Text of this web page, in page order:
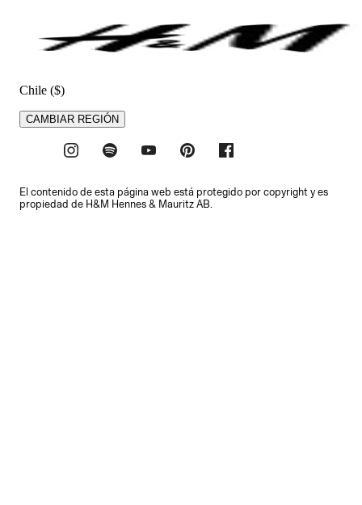
Chile ($)
CAMBIAR REGIÓN
El contenido de esta página web está protegido por copyright y es
propiedad de H&M Hennes & Mauritz AB.